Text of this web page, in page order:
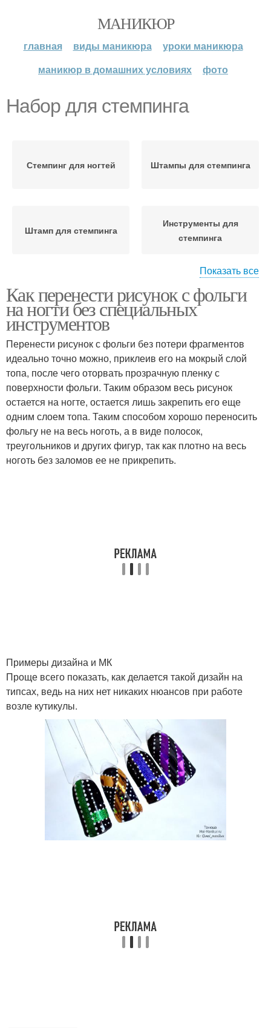
МАНИКЮР
главная виды маникюра
уроки маникюра
маникюр в домашних условиях
фото
Набор для стемпинга
Стемпинг для ногтей Штампы для стемпинга
Штамп для стемпинга
Инструменты для
стемпинга
Реверсивный стемпинг Работа со стемпингом
Стемпинг на гель-лак Место для стемпинга
Ошибки в стемпинге
Показать все
Как перенести рисунок с фольги
на ногти без специальных
инструментов
Перенести рисунок с фольги без потери фрагментов
идеально точно можно, приклеив его на мокрый слой
топа, после чего оторвать прозрачную пленку с
поверхности фольги. Таким образом весь рисунок
остается на ногте, остается лишь закрепить его еще
одним слоем топа. Таким способом хорошо переносить
фольгу не на весь ноготь, а в виде полосок,
треугольников и других фигур, так как плотно на весь
ноготь без заломов ее не прикрепить.
Примеры дизайна и МК
Проще всего показать, как делается такой дизайн на
типсах, ведь на них нет никаких нюансов при работе
возле кутикулы.